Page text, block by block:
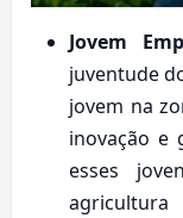
Jovem
juventude
jovem na
inovação e
esses